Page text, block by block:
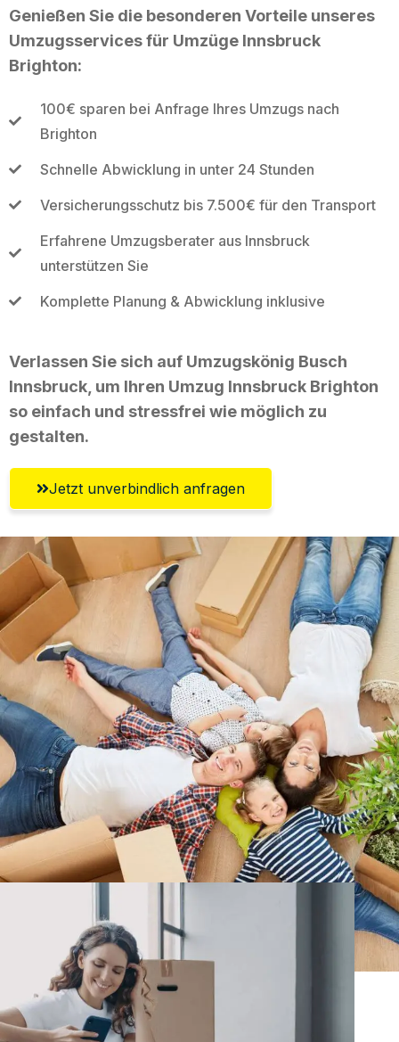
Genießen Sie die besonderen Vorteile unseres
Umzugsservices für Umzüge Innsbruck
Brighton:
100€ sparen bei Anfrage Ihres Umzugs nach
Brighton
Schnelle Abwicklung in unter 24 Stunden
Versicherungsschutz bis 7.500€ für den Transport
Erfahrene Umzugsberater aus Innsbruck
unterstützen Sie
Komplette Planung & Abwicklung inklusive
Verlassen Sie sich auf Umzugskönig Busch
Innsbruck, um Ihren Umzug Innsbruck Brighton
so einfach und stressfrei wie möglich zu
gestalten.
Jetzt unverbindlich anfragen